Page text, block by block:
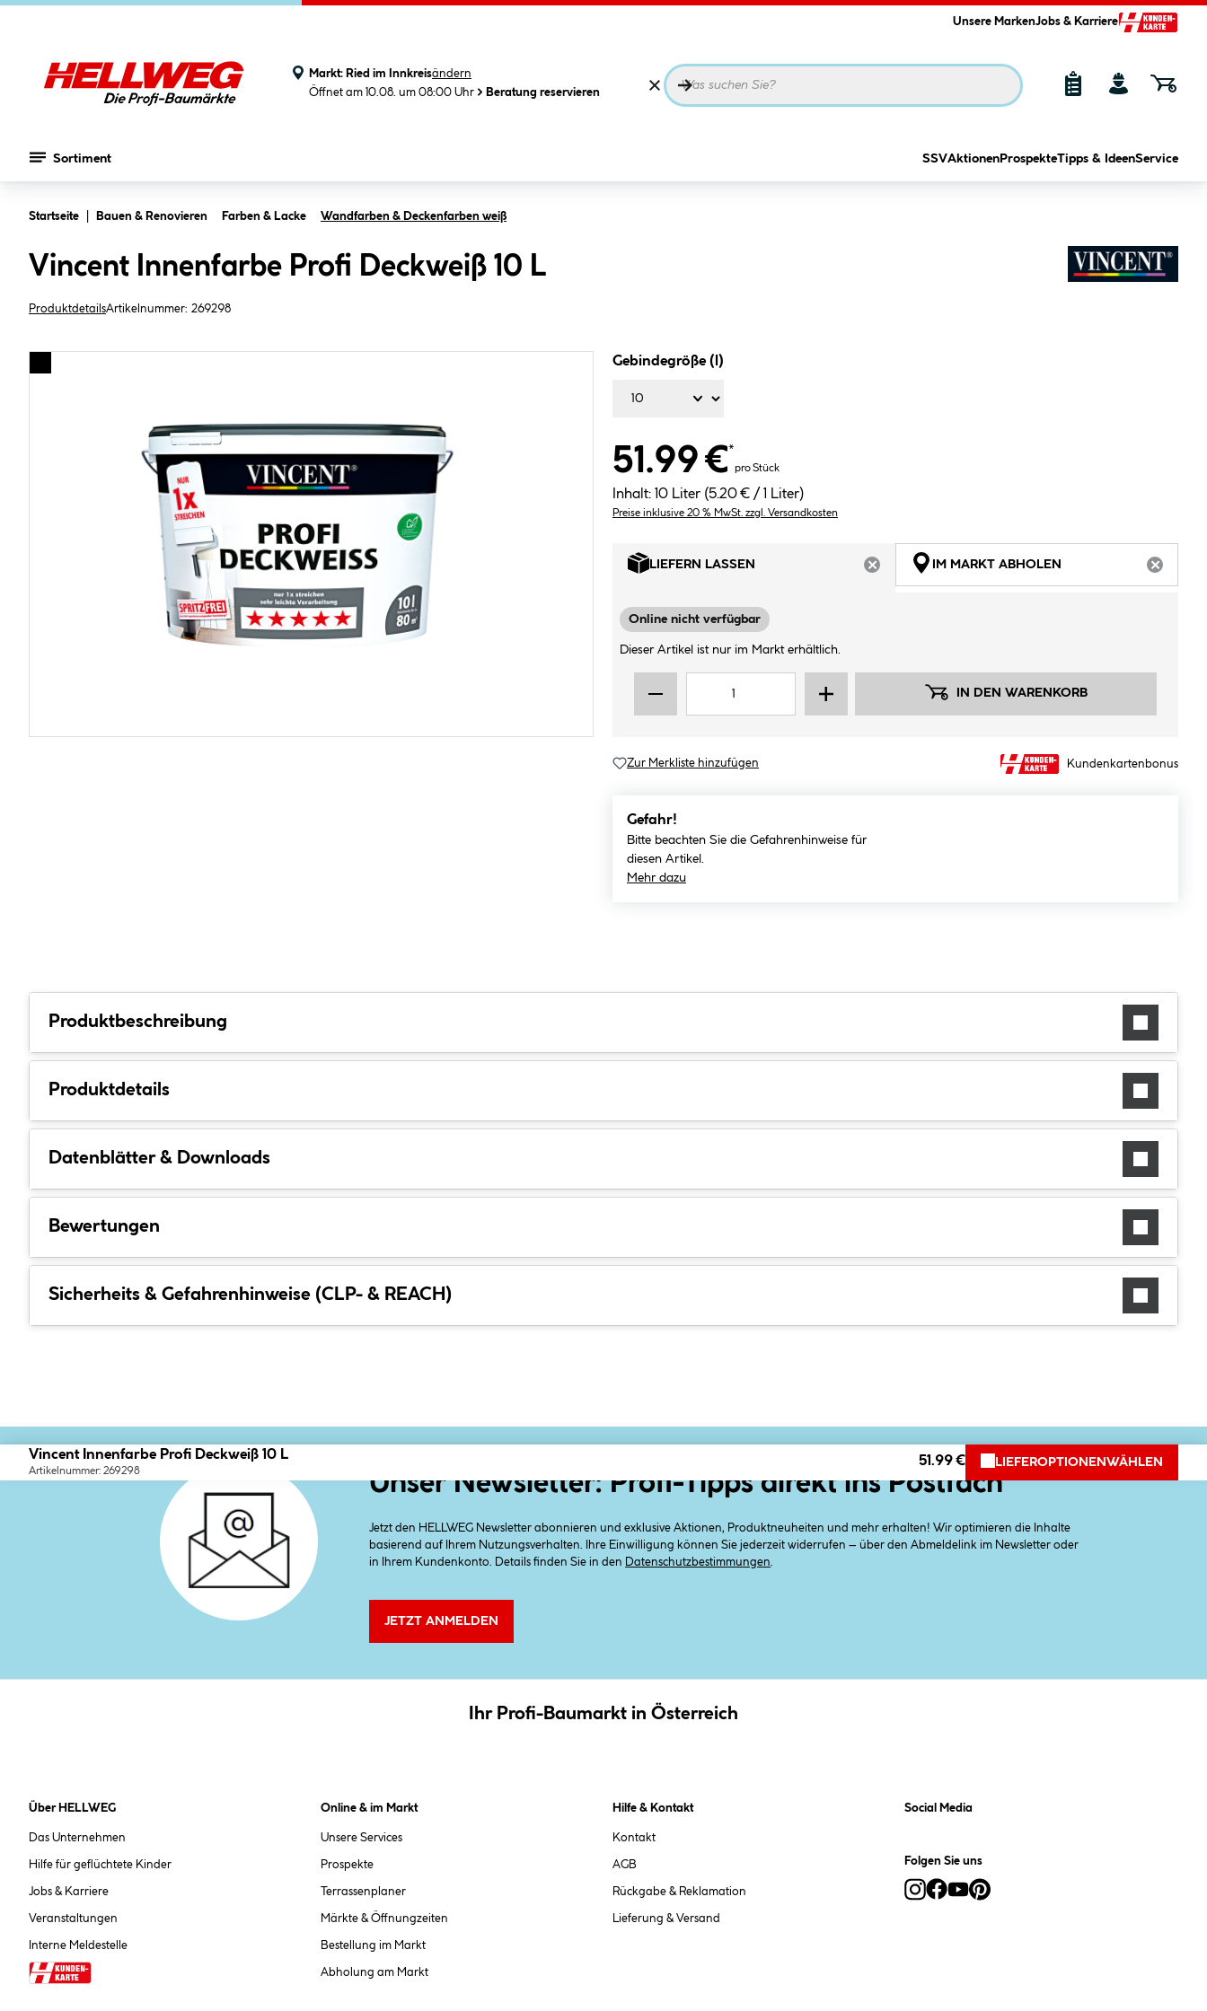
Unsere MarkenJobs & Karriere
Markt: Ried im Innkreisändern
Öffnet am 10.08. um 08:00 Uhr
Beratung reservieren
Sortiment SSVAktionen ProspekteTipps & IdeenService
Startseite Bauen & Renovieren Farben & Lacke Wandfarben & Deckenfarben weiß
Vincent Innenfarbe Profi Deckweiß 10 L
ProduktdetailsArtikelnummer: 269298
Gebindegröße (l)
51.99 €*
pro Stück
Inhalt: 10 Liter (5.20 € / 1 Liter)
Preise inklusive 20 % MwSt. zzgl. Versandkosten
LIEFERN LASSEN
ARTIKEL NICHT VERFÜGBAR
IM MARKT ABHOLEN
Online nicht verfügbar
Dieser Artikel ist nur im Markt erhältlich.
IN DEN WARENKORB
Zur Merkliste hinzufügen Kundenkartenbonus
Gefahr!
Bitte beachten Sie die Gefahrenhinweise für
diesen Artikel.
Mehr dazu
Produktbeschreibung
Produktdetails
Datenblätter & Downloads
Bewertungen
Sicherheits & Gefahrenhinweise (CLP- & REACH)
Vincent Innenfarbe Profi Deckweiß 10 L
Artikelnummer: 269298
51.99 € LIEFEROPTIONEN WÄHLEN
Unser Newsletter: Profi-Tipps direkt ins Postfach
Jetzt den HELLWEG Newsletter abonnieren und exklusive Aktionen, Produktneuheiten und mehr erhalten! Wir optimieren die Inhalte
basierend auf Ihrem Nutzungsverhalten. Ihre Einwilligung können Sie jederzeit widerrufen – über den Abmeldelink im Newsletter oder
in Ihrem Kundenkonto. Details finden Sie in den
Datenschutzbestimmungen
JETZT ANMELDEN
Ihr Profi-Baumarkt in Österreich
Über HELLWEG
Das Unternehmen
Hilfe für geflüchtete Kinder
Jobs & Karriere
Veranstaltungen
Interne Meldestelle
Online & im Markt
Unsere Services
Prospekte
Terrassenplaner
Märkte & Öffnungzeiten
Bestellung im Markt
Abholung am Markt
Hilfe & Kontakt
Kontakt
AGB
Rückgabe & Reklamation
Lieferung & Versand
Social Media
Folgen Sie uns